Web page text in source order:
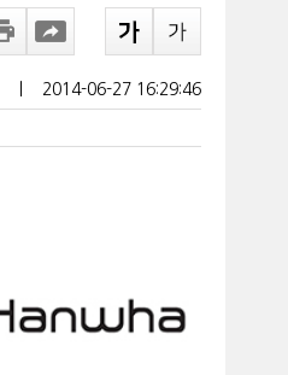
2014-06-27 16:29:46